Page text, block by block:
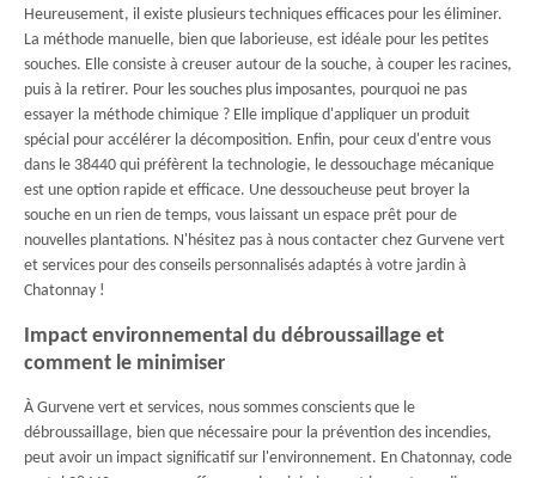
Heureusement, il existe plusieurs techniques efficaces pour les éliminer.
La méthode manuelle, bien que laborieuse, est idéale pour les petites
souches. Elle consiste à creuser autour de la souche, à couper les racines,
puis à la retirer. Pour les souches plus imposantes, pourquoi ne pas
essayer la méthode chimique ? Elle implique d'appliquer un produit
spécial pour accélérer la décomposition. Enfin, pour ceux d'entre vous
dans le 38440 qui préfèrent la technologie, le dessouchage mécanique
est une option rapide et efficace. Une dessoucheuse peut broyer la
souche en un rien de temps, vous laissant un espace prêt pour de
nouvelles plantations. N'hésitez pas à nous contacter chez Gurvene vert
et services pour des conseils personnalisés adaptés à votre jardin à
Chatonnay !
Impact environnemental du débroussaillage et
comment le minimiser
À Gurvene vert et services, nous sommes conscients que le
débroussaillage, bien que nécessaire pour la prévention des incendies,
peut avoir un impact significatif sur l'environnement. En Chatonnay, code